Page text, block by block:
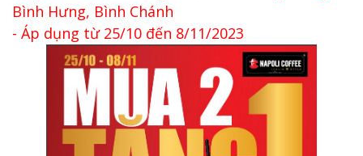
Bình Hưng, Bình Chánh
- Áp dụng từ 25/10 đến 8/11/2023